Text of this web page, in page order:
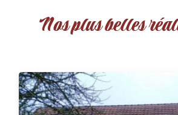
Nos plus belles